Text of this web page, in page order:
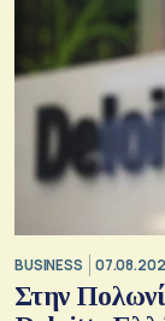
BUSINESS
Στην